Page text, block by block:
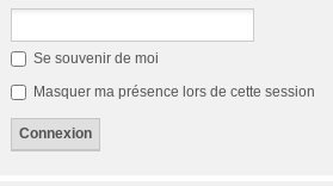
Se souvenir de moi
Masquer ma présence lors de cette session